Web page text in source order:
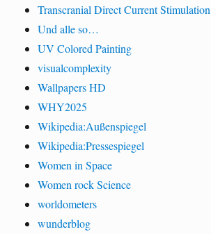
Transcranial Direct Current Stimulation
Und alle so…
UV Colored Painting
visualcomplexity
Wallpapers HD
WHY2025
Wikipedia:Außenspiegel
Wikipedia:Pressespiegel
Women in Space
Women rock Science
worldometers
wunderblog